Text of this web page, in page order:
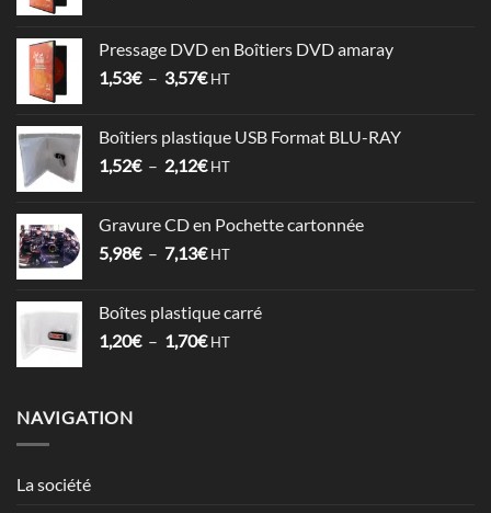
6,78€
à
Pressage DVD en Boîtiers DVD amaray
1,53€ – 3,57€Plage
1,53€
à
HT
Boîtiers plastique USB Format BLU-RAY
1,52€ – 2,12€Plage
1,52€
à
HT
Gravure CD en Pochette cartonnée
5,98€ – 7,13€Plage
5,98€
à
HT
Boîtes plastique carré
1,20€ – 1,70€Plage
HT
NAVIGATION
La société